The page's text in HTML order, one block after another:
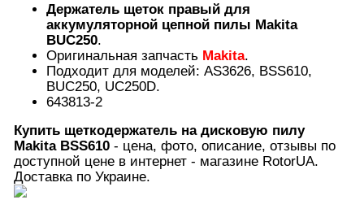
Держатель щеток правый для
аккумуляторной цепной пилы Makita
BUC250.
Оригинальная запчасть Makita.
Подходит для моделей: AS3626, BSS610,
BUC250, UC250D.
643813-2
Купитьщеткодержатель на дисковую пилу
Makita BSS610- цена, фото, описание, отзывы по
доступной цене в интернет - магазине RotorUA.
Доставка по Украине.